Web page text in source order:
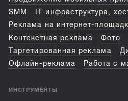
SMM
IT-инфраструктура,
Реклама на интернет-
Контекстная реклама
Фото
Таргетированная реклама
Офлайн-реклама
Работа с
ИНСТРУМЕНТЫ